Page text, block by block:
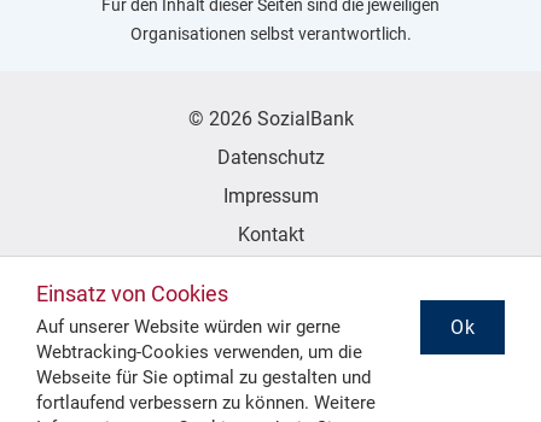
Für den Inhalt dieser Seiten sind die jeweiligen
Organisationen selbst verantwortlich.
© 2026 SozialBank
Datenschutz
Impressum
Kontakt
Folgen Sie uns
Einsatz von Cookies
Auf unserer Website würden wir gerne
Webtracking-Cookies verwenden, um die
Webseite für Sie optimal zu gestalten und
fortlaufend verbessern zu können. Weitere
Ok